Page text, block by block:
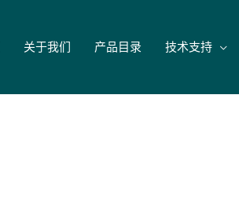
关于我们 产品目录 技术支持